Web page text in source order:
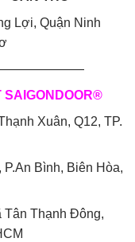
Lợi, Quận Ninh
SAIGONDOOR®
Xuân, Q12, TP.
Bình, Biên Hòa,
Tân Thạnh Đông,